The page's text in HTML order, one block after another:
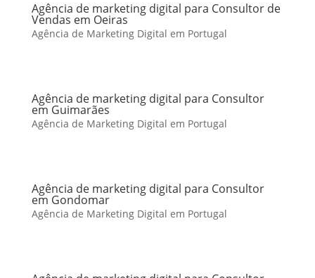
Agência de marketing digital para Consultor de
Vendas em Oeiras
Agência de Marketing Digital em Portugal
Agência de marketing digital para Consultor
em Guimarães
Agência de Marketing Digital em Portugal
Agência de marketing digital para Consultor
em Gondomar
Agência de Marketing Digital em Portugal